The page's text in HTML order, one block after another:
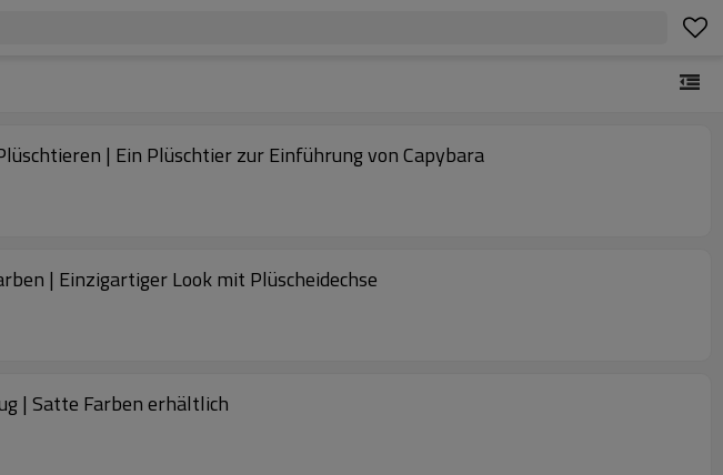
| Ein Plüschtier zur Einführung von Capybara
| Einzigartiger Look mit Plüscheidechse
| Satte Farben erhältlich